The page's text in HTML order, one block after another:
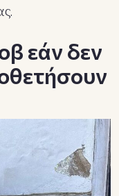
εάν δεν